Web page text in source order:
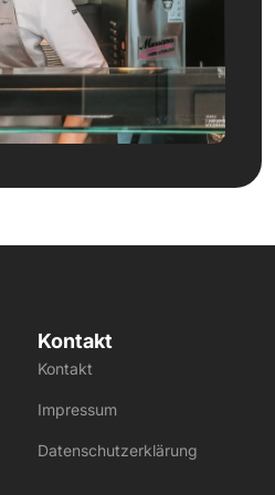
Kontakt
Kontakt
Impressum
Datenschutzerklärung